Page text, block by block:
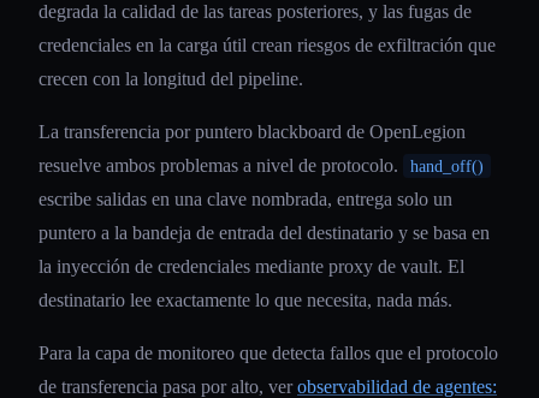
degrada la calidad de las tareas posteriores, y las fugas de
credenciales en la carga útil crean riesgos de exfiltración que
crecen con la longitud del pipeline.
La transferencia por puntero blackboard de OpenLegion
resuelve ambos problemas a nivel de protocolo.
hand_off()
escribe salidas en una clave nombrada, entrega solo un
puntero a la bandeja de entrada del destinatario y se basa en
la inyección de credenciales mediante proxy de vault. El
destinatario lee exactamente lo que necesita, nada más.
Para la capa de monitoreo que detecta fallos que el protocolo
de transferencia pasa por alto, verobservabilidad de agentes: